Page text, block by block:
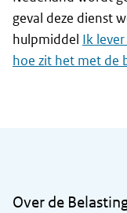
geval deze dienst
hulpmiddel Ik
hoe zit het met de
Over de